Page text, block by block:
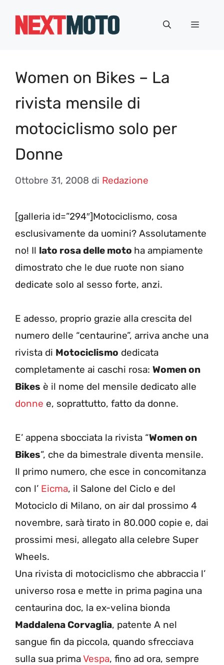
Menu
Women on Bikes – La
rivista mensile di
motociclismo solo per
Donne
Ottobre 31, 2008 di Redazione
[galleria id=”294″]Motociclismo, cosa
esclusivamente da uomini? Assolutamente
no! Il lato rosa delle moto ha ampiamente
dimostrato che le due ruote non siano
dedicate solo al sesso forte, anzi.
E adesso, proprio grazie alla crescita del
numero delle “centaurine”, arriva anche una
rivista di Motociclismo dedicata
completamente ai caschi rosa: Women on
Bikes è il nome del mensile dedicato alle
donne e, soprattutto, fatto da donne.
E’ appena sbocciata la rivista “Women on
Bikes”, che da bimestrale diventa mensile.
Il primo numero, che esce in concomitanza
con l’ Eicma, il Salone del Ciclo e del
Motociclo di Milano, on air dal prossimo 4
novembre, sarà tirato in 80.000 copie e, dai
prossimi mesi, allegato alla celebre Super
Wheels.
Una rivista di motociclismo che abbraccia l’
universo rosa e mette in prima pagina una
centaurina doc, la ex-velina bionda
Maddalena Corvaglia, patente A nel
sangue fin da piccola, quando sfrecciava
sulla sua primaVespa, fino ad ora, sempre